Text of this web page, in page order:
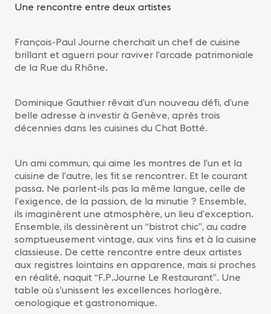
Une rencontre entre deux artistes
François-Paul Journe cherchait un chef de cuisine
brillant et aguerri pour raviver l’arcade patrimoniale
de la Rue du Rhône.
Dominique Gauthier rêvait d’un nouveau défi, d’une
belle adresse à investir à Genève, après trois
décennies dans les cuisines du Chat Botté.
Un ami commun, qui aime les montres de l’un et la
cuisine de l’autre, les fit se rencontrer. Et le courant
passa. Ne parlent-ils pas la même langue, celle de
l’exigence, de la passion, de la minutie ? Ensemble,
ils imaginèrent une atmosphère, un lieu d’exception.
Ensemble, ils dessinèrent un “bistrot chic”, au cadre
somptueusement vintage, aux vins fins et à la cuisine
classieuse. De cette rencontre entre deux artistes
aux registres lointains en apparence, mais si proches
en réalité, naquit “F.P.Journe Le Restaurant”. Une
table où s’unissent les excellences horlogère,
œnologique et gastronomique.